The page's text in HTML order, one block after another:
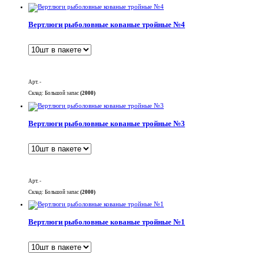
Вертлюги рыболовные кованые тройные №4
Арт. -
Склад: Большой запас (2000)
Вертлюги рыболовные кованые тройные №3
Арт. -
Склад: Большой запас (2000)
Вертлюги рыболовные кованые тройные №1